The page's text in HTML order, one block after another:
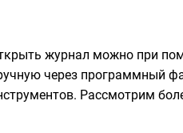
журнал можно при
через программный
Рассмотрим